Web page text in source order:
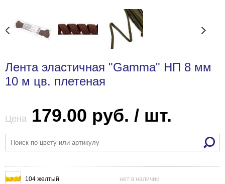
Лента эластичная "Gamma" НП 8 мм
10 м цв. плетеная
Цена 179.00 руб. / шт.
104 желтый нет в наличии